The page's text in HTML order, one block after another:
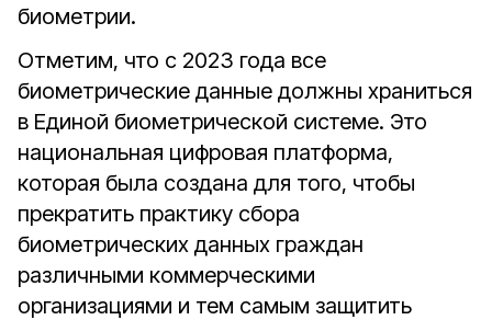
биометрии.
Отметим, что с 2023 года все
биометрические данные должны храниться
в Единой биометрической системе. Это
национальная цифровая платформа,
которая была создана для того, чтобы
прекратить практику сбора
биометрических данных граждан
различными коммерческими
организациями и тем самым защитить